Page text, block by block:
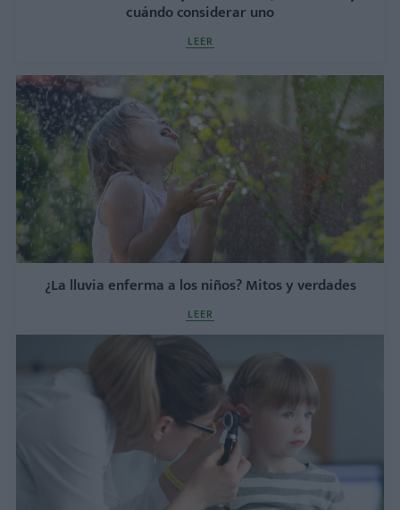
cuándo considerar uno
LEER
¿La lluvia enferma a los niños? Mitos y verdades
LEER